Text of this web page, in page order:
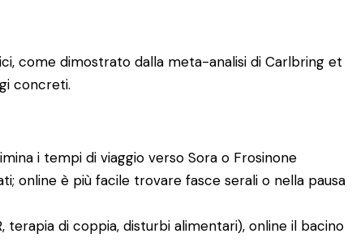
come dimostrato dalla meta-analisi di Carlbring et
concreti.
i tempi di viaggio verso Sora o Frosinone
online è più facile trovare fasce serali o nella pausa
di coppia, disturbi alimentari), online il bacino